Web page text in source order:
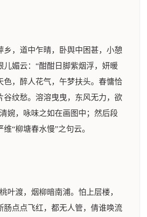
，道中乍晴，卧舆中困甚，小憩
儿媚云：“酣酣日脚紫烟浮，妍暖
色，醉人花气，午梦扶头。春慵恰
谷纹愁。溶溶曳曳，东风无力，欲
婉，咏味之如在画图中；然后段
“柳塘春水慢”之句云。
渡，烟柳暗南浦。怕上层楼，
肠点点飞红，都无人管，倩谁唤流